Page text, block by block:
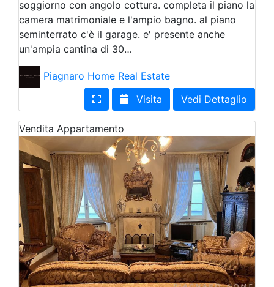
soggiorno con angolo cottura. completa il piano la
camera matrimoniale e l'ampio bagno. al piano
seminterrato c'è il garage. e' presente anche
un'ampia cantina di 30…
Piagnaro Home Real Estate
Visita
Vedi Dettaglio
Vendita Appartamento